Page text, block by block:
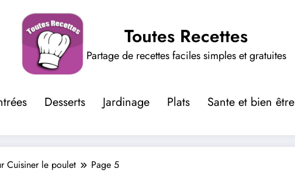
Toutes Recettes
Partage de recettes faciles simples et gratuites
Desserts Jardinage Plats Sante et bien être
Cuisiner le poulet Page 5